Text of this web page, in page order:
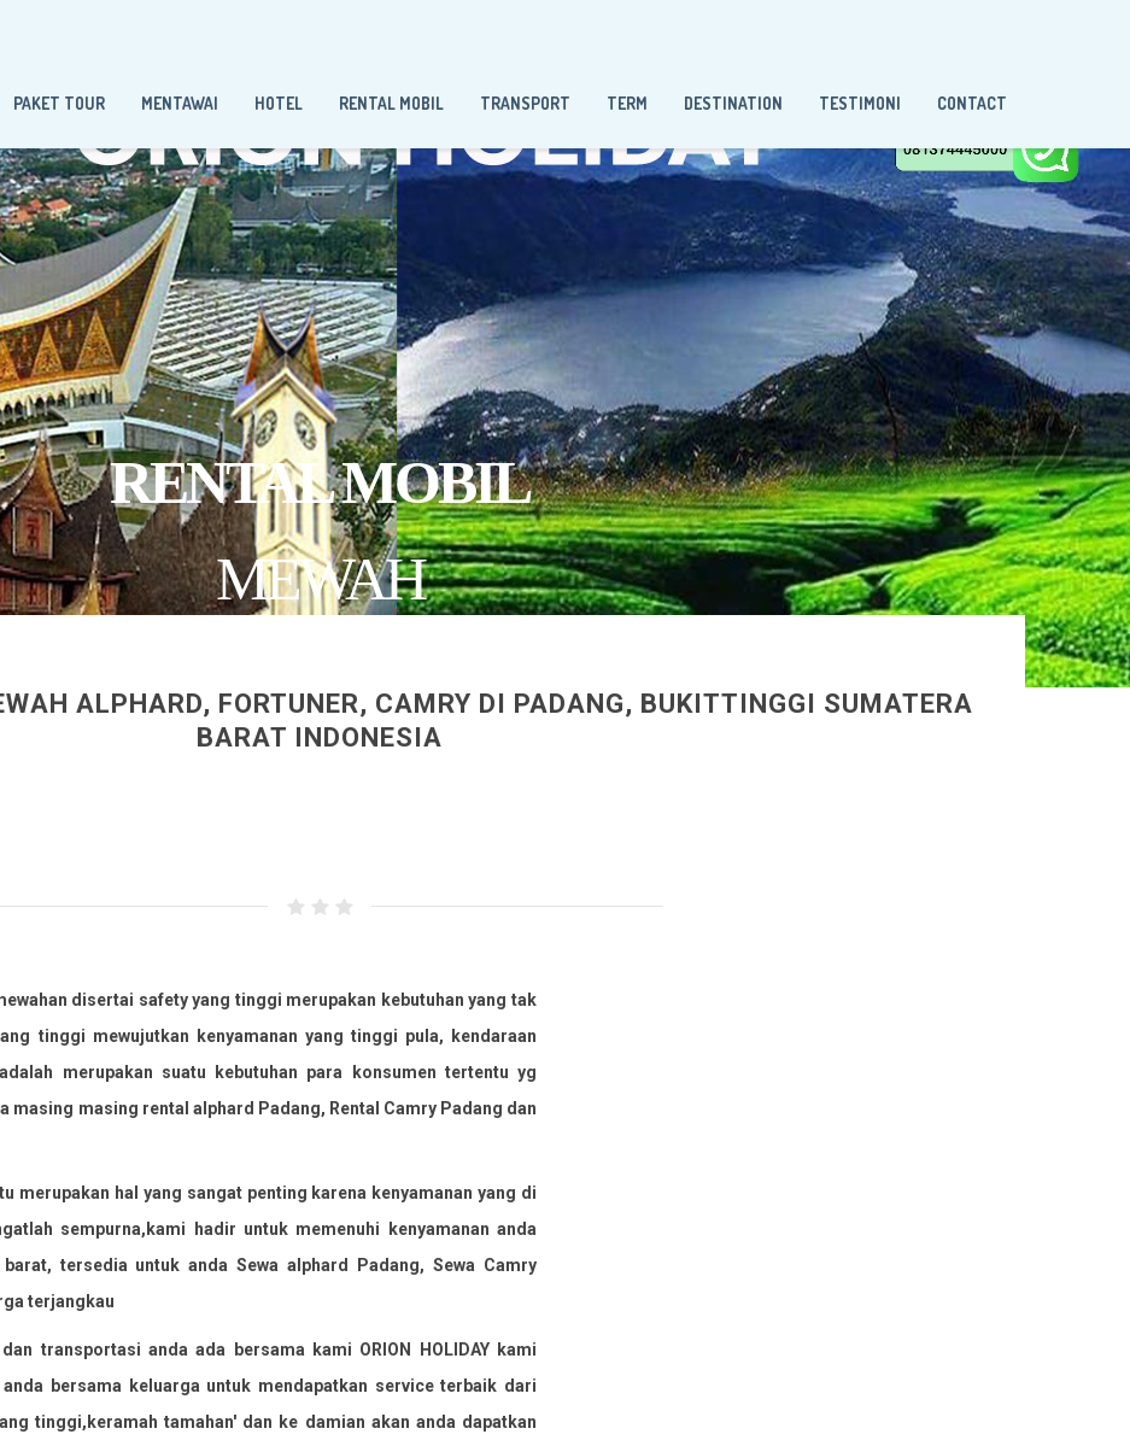
PAKET TOUR MENTAWAI HOTEL RENTAL MOBIL TRANSPORT TERM DESTINATION TESTIMONI CONTACT
RENTAL MOBIL
MEWAH
ALPHARD, FORTUNER, CAMRY DI PADANG, BUKITTINGGI SUMATERA
BARAT INDONESIA
disertai safety yang tinggi merupakan kebutuhan yang tak
tinggi mewujutkan kenyamanan yang tinggi pula, kendaraan
merupakan suatu kebutuhan para konsumen tertentu yg
masing masing rental alphard Padang, Rental Camry Padang dan
merupakan hal yang sangat penting karena kenyamanan yang di
sempurna,kami hadir untuk memenuhi kenyamanan anda
tersedia untuk anda Sewa alphard Padang, Sewa Camry
terjangkau
transportasi anda ada bersama kami ORION HOLIDAY kami
bersama keluarga untuk mendapatkan service terbaik dari
tinggi,keramah tamahan' dan ke damian akan anda dapatkan